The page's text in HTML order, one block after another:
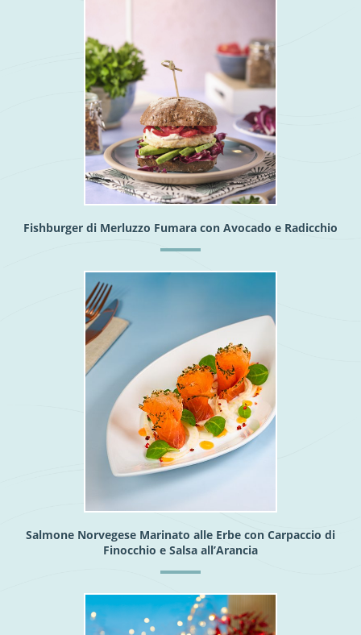
Fishburger di Merluzzo Fumara con Avocado e Radicchio
Salmone Norvegese Marinato alle Erbe con Carpaccio di
Finocchio e Salsa all’Arancia